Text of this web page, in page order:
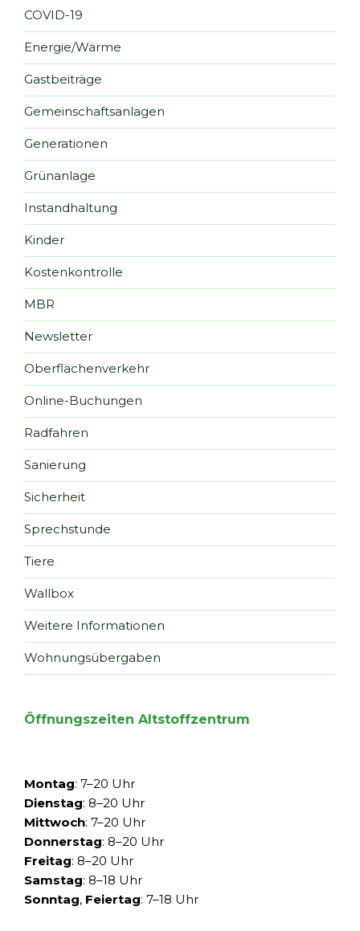
COVID-19
Energie/Wärme
Gastbeiträge
Gemeinschaftsanlagen
Generationen
Grünanlage
Instandhaltung
Kinder
Kostenkontrolle
MBR
Newsletter
Oberflächenverkehr
Online-Buchungen
Radfahren
Sanierung
Sicherheit
Sprechstunde
Tiere
Wallbox
Weitere Informationen
Wohnungsübergaben
Öffnungszeiten Altstoffzentrum
Montag: 7–20 Uhr
Dienstag: 8–20 Uhr
Mittwoch: 7–20 Uhr
Donnerstag: 8–20 Uhr
Freitag: 8–20 Uhr
Samstag: 8–18 Uhr
Sonntag, Feiertag: 7–18 Uhr